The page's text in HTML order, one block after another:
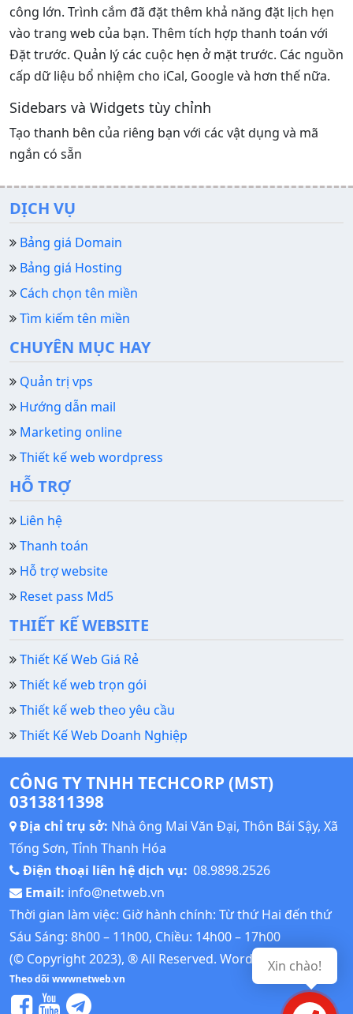
công lớn. Trình cắm đã đặt thêm khả năng đặt lịch hẹn
vào trang web của bạn. Thêm tích hợp thanh toán với
Đặt trước. Quản lý các cuộc hẹn ở mặt trước. Các nguồn
cấp dữ liệu bổ nhiệm cho iCal, Google và hơn thế nữa.
Sidebars và Widgets tùy chỉnh
Tạo thanh bên của riêng bạn với các vật dụng và mã
ngắn có sẵn
DỊCH VỤ
Bảng giá Domain
Bảng giá Hosting
Cách chọn tên miền
Tìm kiếm tên miền
CHUYÊN MỤC HAY
Quản trị vps
Hướng dẫn mail
Marketing online
Thiết kế web wordpress
HỖ TRỢ
Liên hệ
Thanh toán
Hỗ trợ website
Reset pass Md5
THIẾT KẾ WEBSITE
Thiết Kế Web Giá Rẻ
Thiết kế web trọn gói
Thiết kế web theo yêu cầu
Thiết Kế Web Doanh Nghiệp
CÔNG TY TNHH TECHCORP (MST)
0313811398
Địa chỉ trụ sở: Nhà ông Mai Văn Đại, Thôn Bái Sậy, Xã
Tống Sơn, Tỉnh Thanh Hóa
Điện thoại liên hệ dịch vụ: 08.9898.2526
Email: info@netweb.vn
Thời gian làm việc: Giờ hành chính: Từ thứ Hai đến thứ
Sáu Sáng: 8h00 – 11h00, Chiều: 14h00 – 17h00
(© Copyright 2023), ® All Reserved. Wordpress Tutorial
Theo dõi wwwnetweb.vn
Xin chào!